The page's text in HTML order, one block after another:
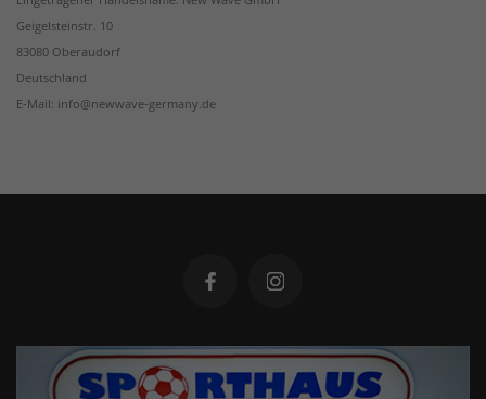
Geigelsteinstr. 10
83080 Oberaudorf
Deutschland
E-Mail: info@newwave-germany.de